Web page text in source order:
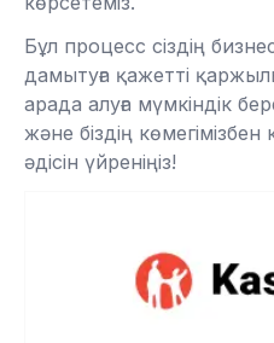
Бұл процесс сіздің
дамытуға қажетті
арада алуға мүмкіндік
және біздің
әдісін үйреніңіз!